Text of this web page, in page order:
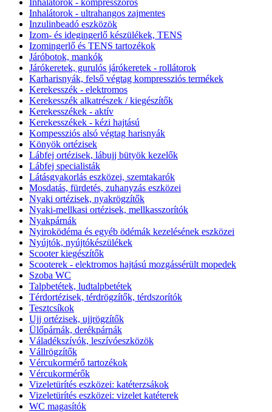
Inhalátorok - ultrahangos zajmentes
Inzulinbeadó eszközök
Izom- és idegingerlő készülékek, TENS
Izomingerlő és TENS tartozékok
Járóbotok, mankók
Járókeretek, gurulós járókeretek - rollátorok
Karharisnyák, felső végtag kompressziós termékek
Kerekesszék - elektromos
Kerekesszék alkatrészek / kiegészítők
Kerekesszékek - aktív
Kerekesszékek - kézi hajtású
Kompessziós alsó végtag harisnyák
Könyök ortézisek
Lábfej ortézisek, lábujj bütyök kezelők
Lábfej specialisták
Látásgyakorlás eszközei, szemtakarók
Mosdatás, fürdetés, zuhanyzás eszközei
Nyaki ortézisek, nyakrögzítők
Nyaki-mellkasi ortézisek, mellkasszorítók
Nyakpárnák
Nyiroködéma és egyéb ödémák kezelésének eszközei
Nyújtók, nyújtókészülékek
Scooter kiegészítők
Scooterek - elektromos hajtású mozgássérült mopedek
Szoba WC
Talpbetétek, ludtalpbetétek
Térdortézisek, térdrögzítők, térdszorítók
Tesztcsíkok
Ujj ortézisek, ujjrögzítők
Ülőpárnák, derékpárnák
Váladékszívók, leszívóeszközök
Vállrögzítők
Vércukormérő tartozékok
Vércukormérők
Vizeletürítés eszközei: katéterzsákok
Vizeletürítés eszközei: vizelet katéterek
WC magasítók